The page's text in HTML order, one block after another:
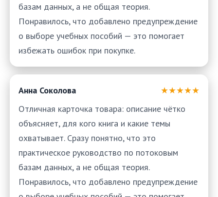
базам данных, а не общая теория.
Понравилось, что добавлено предупреждение
о выборе учебных пособий — это помогает
избежать ошибок при покупке.
Анна Соколова
★★★★★
Отличная карточка товара: описание чётко
объясняет, для кого книга и какие темы
охватывает. Сразу понятно, что это
практическое руководство по потоковым
базам данных, а не общая теория.
Понравилось, что добавлено предупреждение